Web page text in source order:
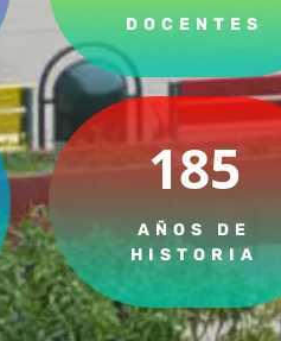
DOCENTES
185
AÑOS DE
HISTORIA